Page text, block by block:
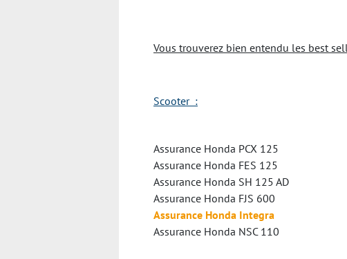
Vous trouverez bien entendu les best
Scooter :
Assurance Honda PCX 125
Assurance Honda FES 125
Assurance Honda SH 125 AD
Assurance Honda FJS 600
Assurance Honda Integra
Assurance Honda NSC 110